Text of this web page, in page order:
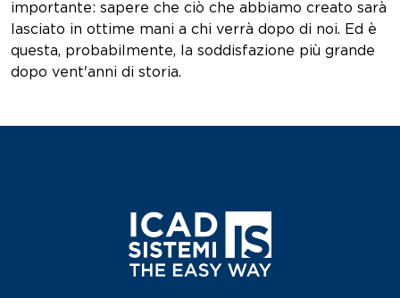
importante: sapere che ciò che abbiamo creato sarà
lasciato in ottime mani a chi verrà dopo di noi. Ed è
questa, probabilmente, la soddisfazione più grande
dopo vent'anni di storia.